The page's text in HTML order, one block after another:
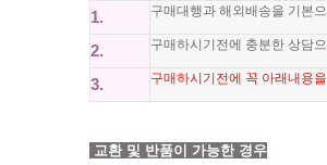
1. 구매대행과 해외배송을 기본
2. 구매하시기전에 충분한 상담
3. 구매하시기전에 꼭 아래내용
교환 및 반품이 가능한 경우